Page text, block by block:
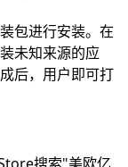
包进行安装。在
未知来源的应
后，用户即可打